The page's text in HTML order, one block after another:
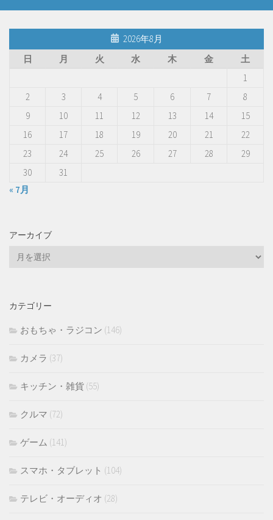
2026年8月
日
月 火 水 木 金
土
1
2
3 4 5 6 7
8
9
10 11 12 13 14
15
16
17 18 19 20 21
22
23
24 25 26 27 28
29
30
31
« 7月
アーカイブ
ブ
カテゴリー
おもちゃ・ラジコン (146)
カメラ (37)
キッチン・雑貨 (55)
クルマ (72)
ゲーム (141)
スマホ・タブレット (104)
テレビ・オーディオ (28)